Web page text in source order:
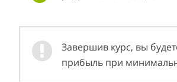
Завершив курс, вы
прибыль при